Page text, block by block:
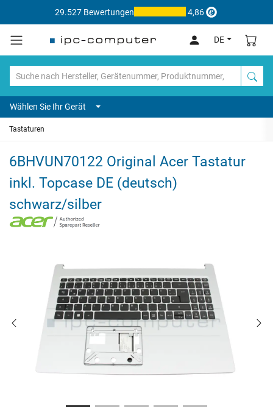
29.527 Bewertungen 4,86
DE
Wählen Sie Ihr Gerät
Tastaturen
6BHVUN70122 Original Acer Tastatur
inkl. Topcase DE (deutsch)
schwarz/silber